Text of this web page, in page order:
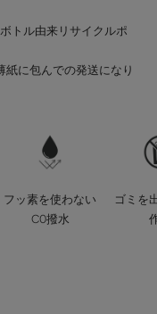
トル由来リサイクルポ
に包んでの発送になり
フッ素を使わない
C0撥水
ゴミを